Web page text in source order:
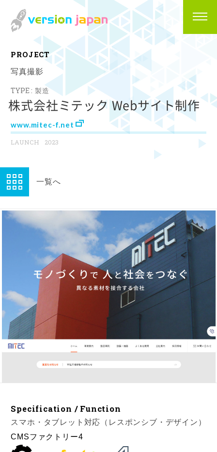
PROJECT
写真撮影
製造
株式会社ミテック Webサイト制作
www.mitec-f.net
2023
一覧へ
Specification / Function
スマホ・タブレット対応（レスポンシブ・デザイン）
CMSファクトリー4